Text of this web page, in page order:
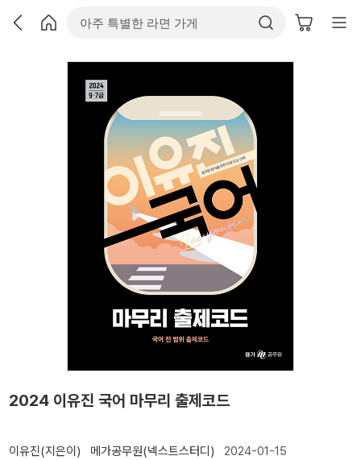
2024 이유진 국어 마무리 출제코드
이유진(지은이) 메가공무원(넥스트스터디) 2024-01-15